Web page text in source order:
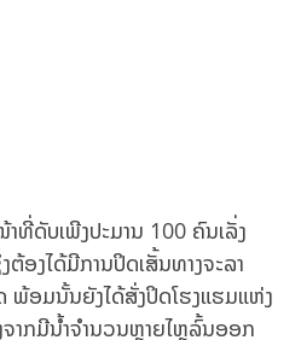
າທີ່ດັບເພີງປະມານ 100 ຄົນເລັ່ງ
ຕ້ອງໄດ້ມີການປິດເສັ້ນທາງຈະລາ
ອມນັ້ນຍັງໄດ້ສັ່ງປິດໂຮງແຮມແຫ່ງ
າກມີນ້ຳຈຳນວນຫຼາຍໄຫຼລົ້ນອອກ